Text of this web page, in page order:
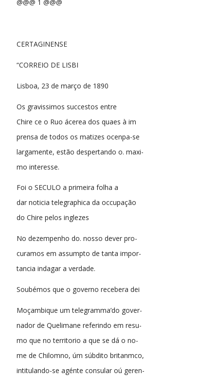
@@@ 1 @@@
CERTAGINENSE
“CORREIO DE LISBI
Lisboa, 23 de março de 1890
Os gravissimos succestos entre
Chire ce o Ruo ácerea dos quaes à im
prensa de todos os matizes ocenpa-se
largamente, estão despertando o. maxi-
mo interesse.
Foi o SECULO a primeira folha a
dar noticia telegraphica da occupação
do Chire pelos inglezes
No dezempenho do. nosso dever pro-
curamos em assumpto de tanta impor-
tancia indagar a verdade.
Soubémos que o governo recebera dei
Moçambique um telegramma’do gover-
nador de Quelimane referindo em resu-
mo que no territorio a que se dá o no-
me de Chilomno, úm súbdito britanmco,
intitulando-se agénte consular oú geren-